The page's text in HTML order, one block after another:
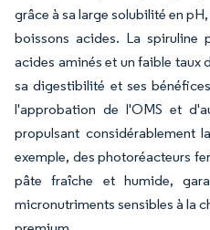
grâce à sa large solubilité en
boissons acides. La spiruline
acides aminés et un faible taux
sa digestibilité et ses
l'approbation de l'OMS et
propulsant considérablement
exemple, des photoréacteurs
pâte fraîche et humide,
micronutriments sensibles à la